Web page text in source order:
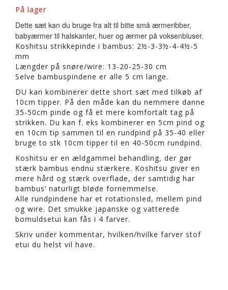
På lager
Dette sæt kan du bruge fra alt til bitte små ærmeribber,
babyærmer til halskanter, huer og ærmer på voksenbluser.
Koshitsu strikkepinde i bambus: 2½-3-3½-4-4½-5
mm
Længder på snøre/wire: 13-20-25-30 cm
Selve bambuspindene er alle 5 cm lange.
DU kan kombinerer dette short sæt med tilkøb af
10cm tipper. På den måde kan du nemmere danne
35-50cm pinde og få et mere komfortalt tag på
strikken. Du kan f. eks kombinerer en 5cm pind og
en 10cm tip sammen til en rundpind på 35-40 eller
bruge to stk 10cm tipper til en 40-50cm rundpind.
Koshitsu er en ældgammel behandling, der gør
stærk bambus endnu stærkere. Koshitsu giver en
mere hård og stærk overflade, der samtidig har
bambus’ naturligt bløde fornemmelse.
Alle rundpindene har et rotationsled, mellem pind
og wire. Det smukke japanske og vatterede
bomuldsetui kan fås i 4 farver.
Skriv under kommentar, hvilken/hvilke farver stof
etui du helst vil have.